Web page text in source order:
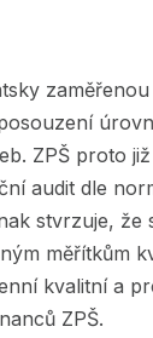
zaměřenou
ZPŠ proto
audit dle
stvrzuje, že
měřítkům
kvalitní a
ZPŠ.